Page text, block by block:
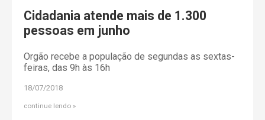
Cidadania atende mais de 1.300
pessoas em junho
Orgão recebe a população de segundas as sextas-
feiras, das 9h às 16h
18/07/2018
continue lendo